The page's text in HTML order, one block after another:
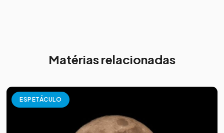
Matérias relacionadas
ESPETÁCULO